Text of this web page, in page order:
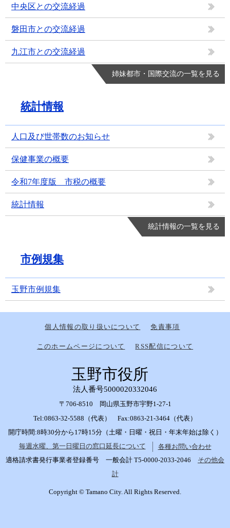
中央区との交流経過
磐田市との交流経過
九江市との交流経過
姉妹都市・国際交流の一覧を見る
統計情報
人口及び世帯数のお知らせ
保健事業の概要
令和7年度版 市税の概要
統計情報
統計情報の一覧を見る
市例規集
玉野市例規集
個人情報の取り扱いについて 免責事項
このホームページについて RSS配信について
玉野市役所
法人番号5000020332046
〒706-8510 岡山県玉野市宇野1-27-1
Tel:0863-32-5588（代表） Fax:0863-21-3464（代表）
開庁時間:8時30分から17時15分（土曜・日曜・祝日・年末年始は除く）
毎週水曜、第一日曜日の窓口延長について
各種お問い合わせ
適格請求書発行事業者登録番号 一般会計 T5-0000-2033-2046 その他会
計
Copyright © Tamano City. All Rights Reserved.